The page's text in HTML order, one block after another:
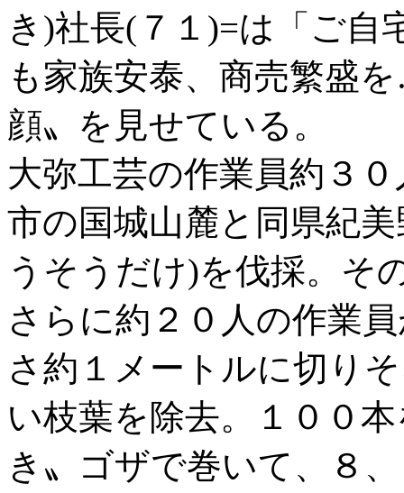
き)社長(７１)=は「ご自
も家族安泰、商売繁盛
顔〟を見せている。
大弥工芸の作業員約３
市の国城山麓と同県紀
うそうだけ)を伐採。そ
さらに約２０人の作業
さ約１メートルに切り
い枝葉を除去。１００
き〟ゴザで巻いて、８